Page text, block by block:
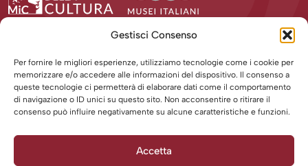
Gestisci Consenso
Per fornire le migliori esperienze, utilizziamo tecnologie come i cookie per
memorizzare e/o accedere alle informazioni del dispositivo. Il consenso a
queste tecnologie ci permetterà di elaborare dati come il comportamento
di navigazione o ID unici su questo sito. Non acconsentire o ritirare il
consenso può influire negativamente su alcune caratteristiche e funzioni.
Accetta